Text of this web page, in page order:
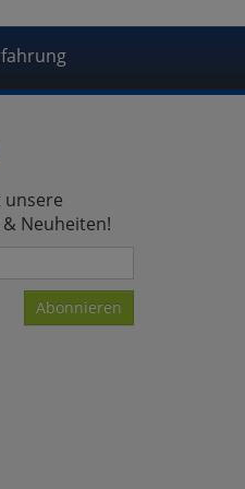
unsere
Neuheiten!
Abonnieren